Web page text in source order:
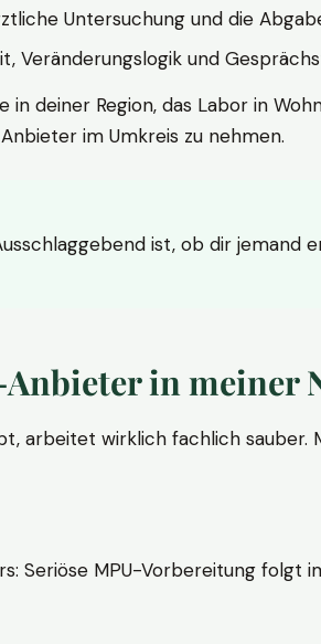
Untersuchung und die
Veränderungslogik und
deiner Region, das Labor in
im Umkreis zu nehmen.
ist, ob dir
in meiner
arbeitet wirklich fachlich
Seriöse MPU-Vorbereitung folgt